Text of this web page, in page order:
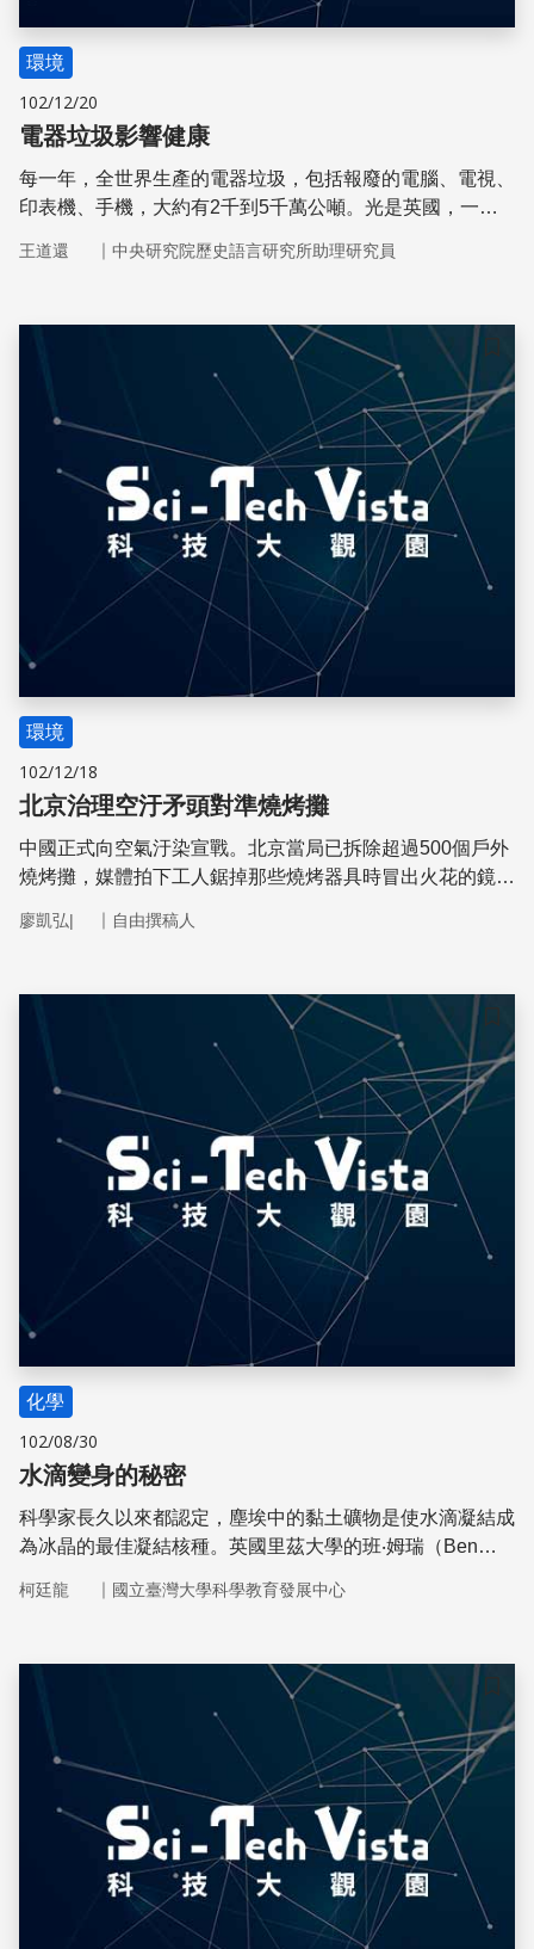
環境
102/12/20
電器垃圾影響健康
每一年，全世界生產的電器垃圾，包括報廢的電腦、電視、
印表機、手機，大約有2千到5千萬公噸。光是英國，一年
國大陸。
王道還 ｜ 中央研究院歷史語言研究所助理研究員
儲存
環境
102/12/18
北京治理空汙矛頭對準燒烤攤
中國正式向空氣汙染宣戰。北京當局已拆除超過500個戶外
燒烤攤，媒體拍下工人鋸掉那些燒烤器具時冒出火花的鏡
效降低空氣中的懸浮微粒(PM2.5)。空氣中的懸浮微粒會進
廖凱弘| ｜ 自由撰稿人
儲存
化學
102/08/30
水滴變身的秘密
科學家長久以來都認定，塵埃中的黏土礦物是使水滴凝結成
為冰晶的最佳凝結核種。英國里茲大學的班‧姆瑞（Ben
中占量較小，名為長石的矽酸鹽物質，在那些足以影響氣
能夠催化冰的凝結
柯廷龍 ｜ 國立臺灣大學科學教育發展中心
儲存